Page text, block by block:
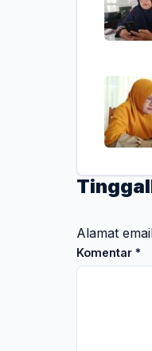
Alamat
Komentar *